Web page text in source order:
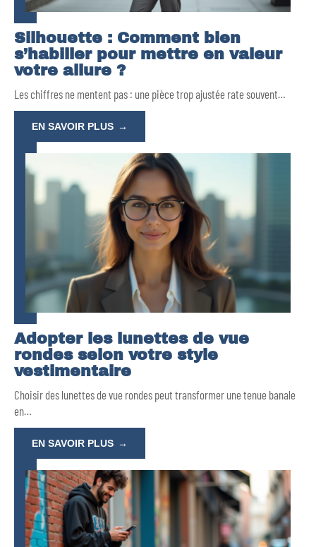
Silhouette : Comment bien
s’habiller pour mettre en valeur
votre allure ?
Les chiffres ne mentent pas : une pièce trop ajustée rate souvent…
EN SAVOIR PLUS
Adopter les lunettes de vue
rondes selon votre style
vestimentaire
Choisir des lunettes de vue rondes peut transformer une tenue banale
en…
EN SAVOIR PLUS